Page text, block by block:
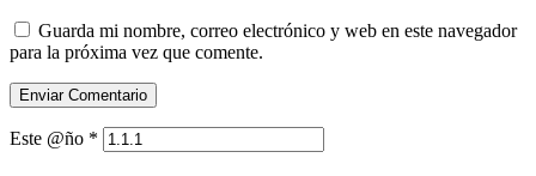
Guarda mi nombre, correo electrónico y web en este navegador
para la próxima vez que comente.
Este @ño *